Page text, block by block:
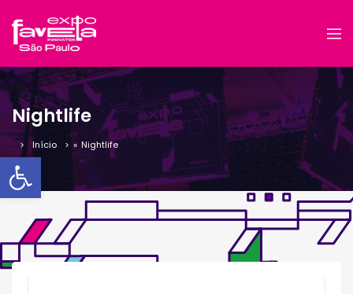
Barra de Ferramentas
Nightlife
Início » Nightlife